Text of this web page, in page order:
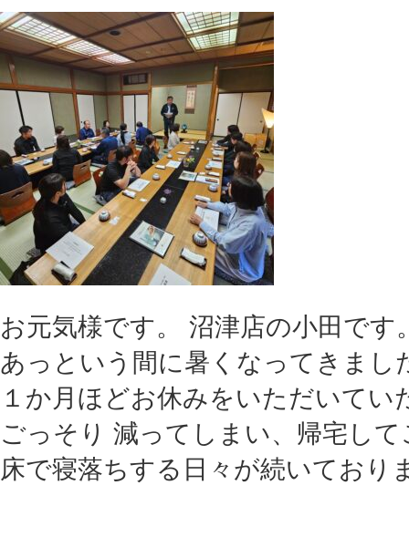
お元気様です。 沼津店の小田です
あっという間に暑くなってきまし
１か月ほどお休みをいただいてい
ごっそり 減ってしまい、帰宅し
床で寝落ちする日々が続いており